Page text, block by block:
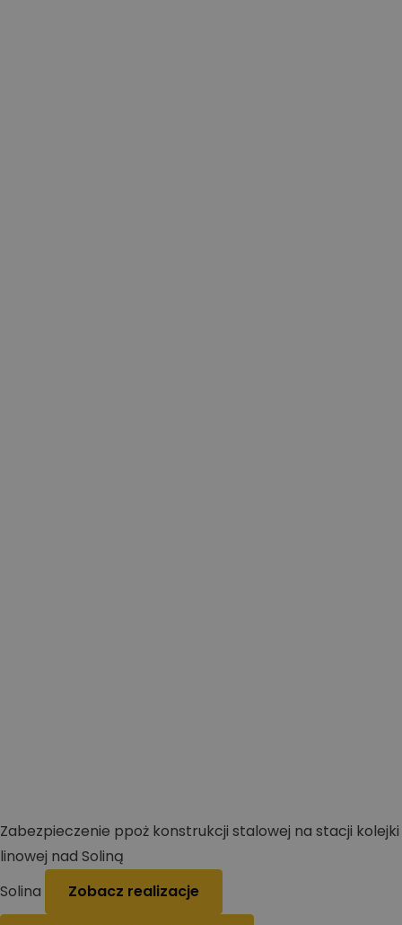
Zabezpieczenie ppoż konstrukcji stalowej na stacji kolejki
linowej nad Soliną
Solina
Zobacz realizacje